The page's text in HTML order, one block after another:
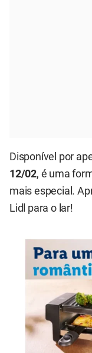
Disponível por
12/02, é uma
mais especial.
Lidl para o lar!